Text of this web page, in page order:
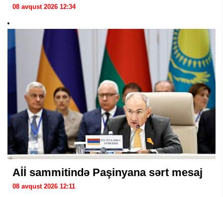
08 avqust 2026 12:34
Aİİ sammitində Paşinyana sərt mesaj
08 avqust 2026 12:11